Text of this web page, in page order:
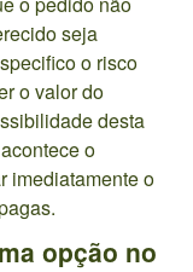
seja
o risco
o valor do
desta
o
imediatamente o
opção no